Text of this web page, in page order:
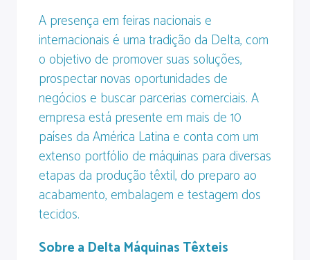
A presença em feiras nacionais e
internacionais é uma tradição da Delta, com
o objetivo de promover suas soluções,
prospectar novas oportunidades de
negócios e buscar parcerias comerciais. A
empresa está presente em mais de 10
países da América Latina e conta com um
extenso portfólio de máquinas para diversas
etapas da produção têxtil, do preparo ao
acabamento, embalagem e testagem dos
tecidos.
Sobre a Delta Máquinas Têxteis